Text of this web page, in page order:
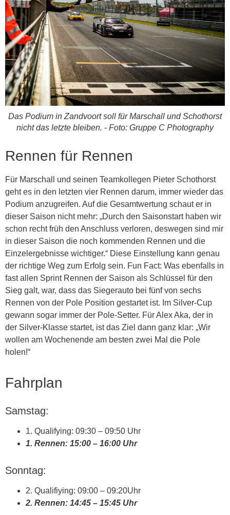
Das Podium in Zandvoort soll für Marschall und Schothorst
nicht das letzte bleiben. - Foto: Gruppe C Photography
Rennen für Rennen
Für Marschall und seinen Teamkollegen Pieter Schothorst
geht es in den letzten vier Rennen darum, immer wieder das
Podium anzugreifen. Auf die Gesamtwertung schaut er in
dieser Saison nicht mehr: „Durch den Saisonstart haben wir
schon recht früh den Anschluss verloren, deswegen sind mir
in dieser Saison die noch kommenden Rennen und die
Einzelergebnisse wichtiger.“ Diese Einstellung kann genau
der richtige Weg zum Erfolg sein. Fun Fact: Was ebenfalls in
fast allen Sprint Rennen der Saison als Schlüssel für den
Sieg galt, war, dass das Siegerauto bei fünf von sechs
Rennen von der Pole Position gestartet ist. Im Silver-Cup
gewann sogar immer der Pole-Setter. Für Alex Aka, der in
der Silver-Klasse startet, ist das Ziel dann ganz klar: „Wir
wollen am Wochenende am besten zwei Mal die Pole
holen!“
Fahrplan
Samstag:
1. Qualifying: 09:30 – 09:50 Uhr
1. Rennen: 15:00 – 16:00 Uhr
Sonntag:
2. Qualifiying: 09:00 – 09:20Uhr
2. Rennen: 14:45 – 15:45 Uhr